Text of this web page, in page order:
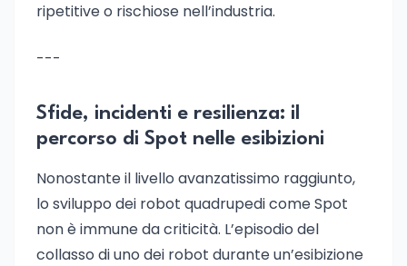
ripetitive o rischiose nell’industria.
---
Sfide, incidenti e resilienza: il
percorso di Spot nelle esibizioni
Nonostante il livello avanzatissimo raggiunto,
lo sviluppo dei robot quadrupedi come Spot
non è immune da criticità. L’episodio del
collasso di uno dei robot durante un’esibizione